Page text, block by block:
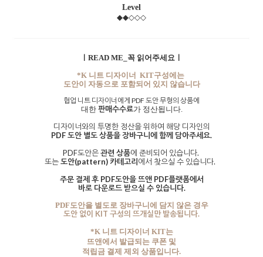
Level
◆◆◇◇◇
ㅣREAD ME_꼭 읽어주세요ㅣ
*K 니트 디자이너 KIT구성에는
도안이 자동으로 포함되어 있지 않습니다
협업 니트 디자이너에게 PDF 도안 무형의 상품에
대한 판매수수료가 정산됩니다.
디자이너와의 투명한 정산을 위하여 해당 디자인의
PDF 도안 별도 상품을 장바구니에 함께 담아주세요.
PDF도안은관련 상품에 준비되어 있습니다.
또는 도안(pattern) 카테고리 에서 찾으실 수 있습니다.
주문 결제 후 PDF도안을 뜨앤 PDF플랫폼에서
바로 다운로드 받으실 수 있습니다.
PDF도안을 별도로 장바구니에 담지 않은 경우
도안 없이 KIT 구성의 뜨개실만 발송됩니다.
*K 니트 디자이너 KIT는
뜨앤에서 발급되는 쿠폰 및
적립금 결제 제외 상품입니다.